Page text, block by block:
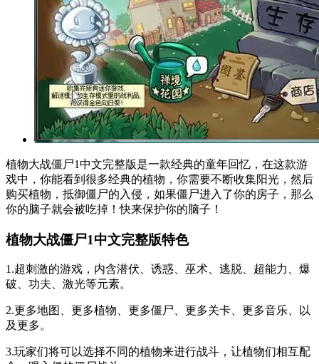
植物大战僵尸1中文完整版是一款经典的童年回忆，在这款游
戏中，你能看到很多经典的植物，你需要不断收集阳光，然后
购买植物，抵御僵尸的入侵，如果僵尸进入了你的房子，那么
你的脑子就会被吃掉！快来保护你的脑子！
植物大战僵尸1中文完整版特色
1.超刺激的游戏，内含潜伏、诱惑、巫术、逃脱、超能力、爆
破、功夫、激光等元素。
2.更多地图、更多植物、更多僵尸、更多关卡、更多音乐、以
及更多。
3.玩家们将可以选择不同的植物来进行战斗，让植物们相互配